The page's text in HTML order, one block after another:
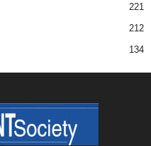
221
212
134